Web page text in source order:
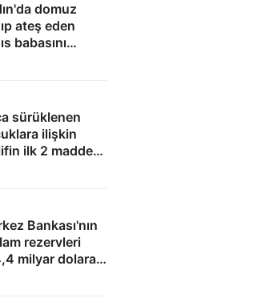
domuz
ateş eden
babasını
sürüklenen
ilişkin
ilk 2 maddesi
edildi
Bankası'nın
rezervleri
milyar dolara